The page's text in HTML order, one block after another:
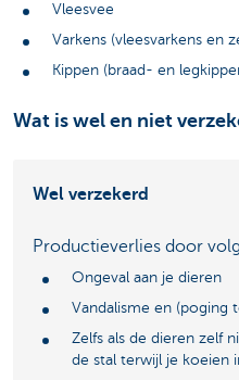
Vleesvee
Varkens (vleesvarkens en
Kippen (braad- en
Wat is wel en niet
Wel verzekerd
Productieverlies door
Ongeval aan je dieren
Vandalisme en (poging
Zelfs als de dieren zelf
de stal terwijl je koeien